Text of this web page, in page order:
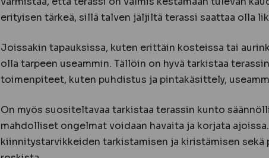
erityisen tärkeä, sillä talven jäljiltä terassi saattaa olla
Joissakin tapauksissa, kuten erittäin kosteissa tai
olla tarpeen useammin. Tällöin on hyvä tarkistaa
toimenpiteet, kuten puhdistus ja pintakäsittely,
On myös suositeltavaa tarkistaa terassin kunto
mahdolliset ongelmat voidaan havaita ja korjata
kiinnitystarvikkeiden tarkistamisen ja kiristämisen